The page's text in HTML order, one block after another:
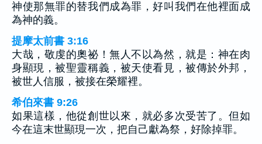
神使那無罪的替我們成為罪，好叫我們在他裡面成
為神的義。
提摩太前書 3:16
大哉，敬虔的奧祕！無人不以為然，就是：神在肉
身顯現，被聖靈稱義，被天使看見，被傳於外邦，
被世人信服，被接在榮耀裡。
希伯來書 9:26
如果這樣，他從創世以來，就必多次受苦了。但如
今在這末世顯現一次，把自己獻為祭，好除掉罪。